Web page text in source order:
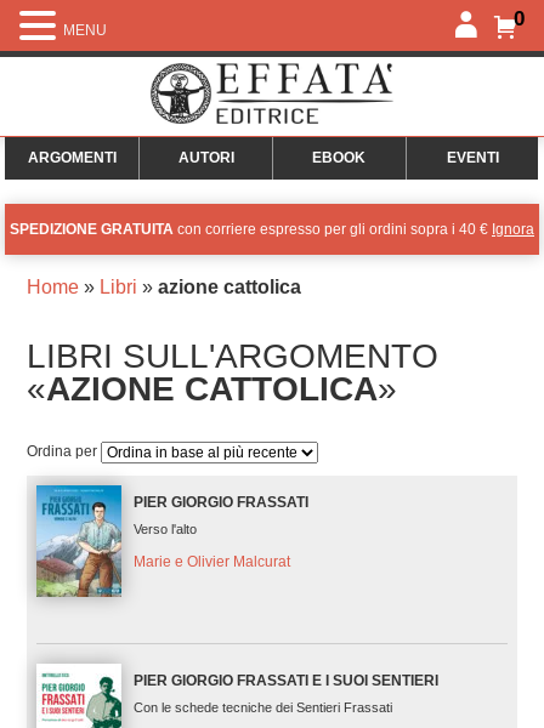
0
ARGOMENTI AUTORI EBOOK EVENTI
SPEDIZIONE GRATUITA con corriere espresso per gli ordini sopra i 40 € Ignora
Home» Libri » azione cattolica
LIBRI SULL'ARGOMENTO
«AZIONE CATTOLICA»
Ordina per
PIER GIORGIO FRASSATI
Verso l'alto
Marie e Olivier Malcurat
PIER GIORGIO FRASSATI E I SUOI SENTIERI
Con le schede tecniche dei Sentieri Frassati
MENU